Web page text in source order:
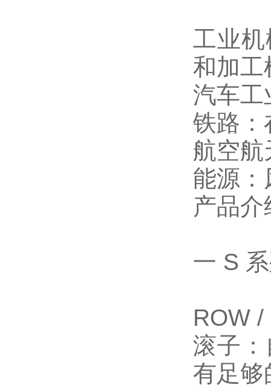
工业
和加工
汽车工
铁路：
航空航
能源：
产品介
一 S
ROW /
滚子
有足够